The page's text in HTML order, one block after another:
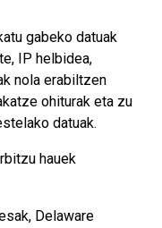
gabeko datuak
IP helbidea,
nola erabiltzen
ohiturak eta zu
datuak.
hauek
Delaware